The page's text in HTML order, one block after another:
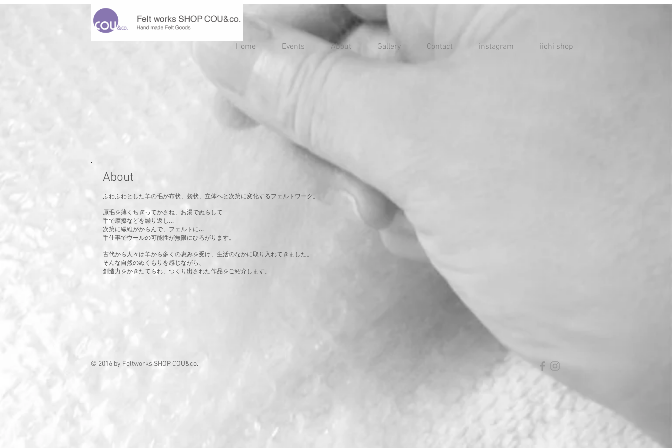
Home Events About Gallery Contact instagram iichi shop
About
ふわふわとした羊の毛が布状、袋状、立体へと 次第に変化するフェルトワーク。
原毛を薄くちぎってかさね、 お湯でぬらして
手で摩擦などを繰り返し…
次第に繊維がからんで、フェルトに…
手仕事でウールの可能性が無限にひろがります。
古代から人々は羊から多くの恵みを受け、生活のなかに取り入れてきました。
そんな自然のぬくもりを感じながら、
創造力をかきたてられ、つくり出された作品をご紹介します。
© 2016 by Feltworks SHOP COU&co.